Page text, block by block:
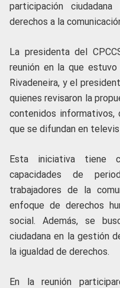
participación
derechos a la
La presidenta del
reunión en la que
Rivadeneira, y el
quienes revisaron la
contenidos
que se difundan en
Esta iniciativa tiene
capacidades de
trabajadores de la
enfoque de derechos
social. Además, se
ciudadana en la gestión
la igualdad de derechos.
En la reunión